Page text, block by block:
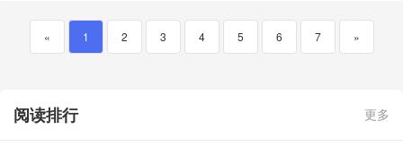
« 1 2 3 4 5 6 7 »
阅读排行 更多